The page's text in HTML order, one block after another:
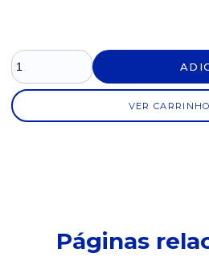
UNIDADES
JOGO DE COPOS VIENA 450ML -
SACO PLÁSTICO COM TARJA 12X30CM -
VER CARRINHO
Páginas